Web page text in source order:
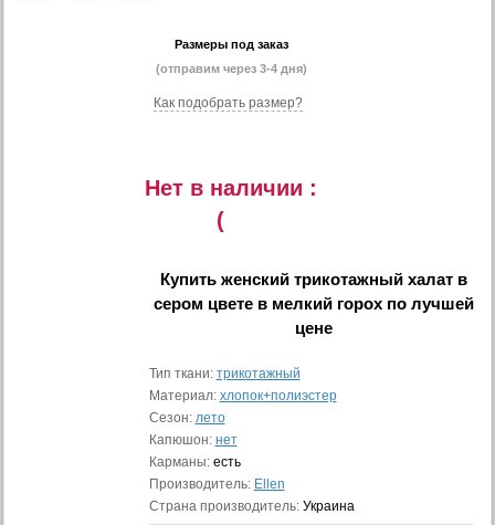
Размеры под заказ
(отправим через 3-4 дня)
Как подобрать размер?
Нет в наличии :
(
Купить женский трикотажный халат в
сером цвете в мелкий горохпо лучшей
цене
Тип ткани: трикотажный
Материал: хлопок+полиэстер
Сезон: лето
Капюшон: нет
Карманы: есть
Производитель: Ellen
Страна производитель: Украина